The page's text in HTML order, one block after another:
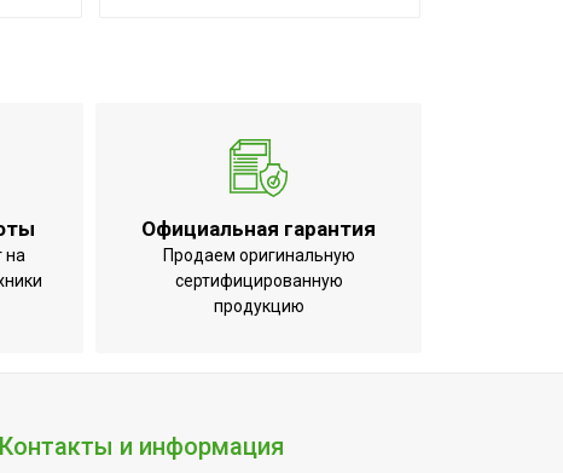
на
Официальная гарантия
Продаем оригинальную
сертифицированную
продукцию
Контакты и информация